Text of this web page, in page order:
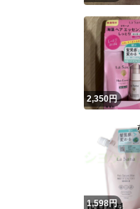
2,350円
1,598円